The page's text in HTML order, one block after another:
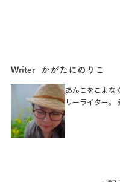
Writer かがたにのりこ
あんこをこよな
リーライター。